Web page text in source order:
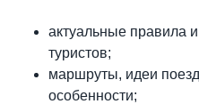
актуальные правила
туристов;
маршруты, идеи
особенности;